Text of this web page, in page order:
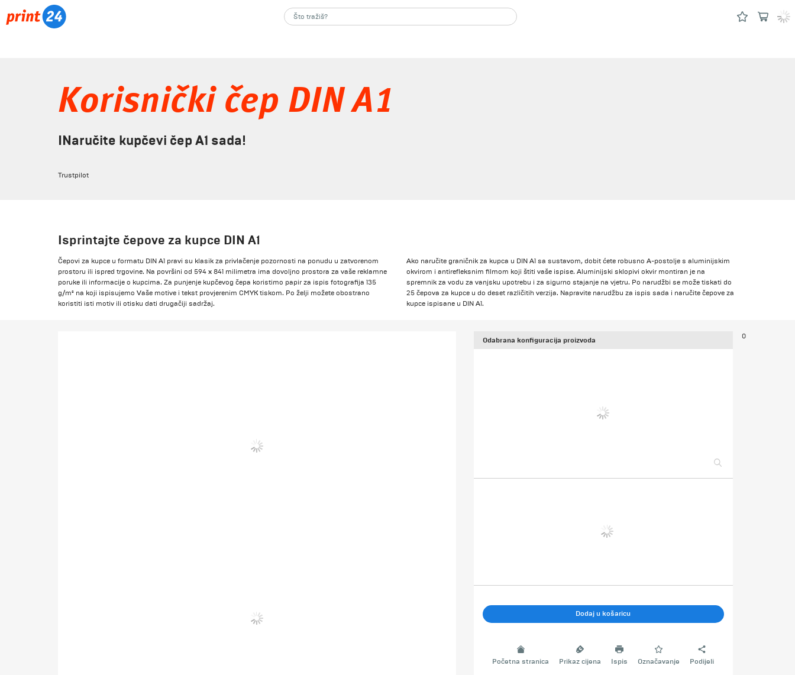
Korisnički čep DIN A1
INaručite kupčevi čep A1 sada!
Trustpilot
Isprintajte čepove za kupce DIN A1
Čepovi za kupce u formatu DIN A1 pravi su klasik za privlačenje pozornosti na ponudu u zatvorenom
prostoru ili ispred trgovine. Na površini od 594 x 841 milimetra ima dovoljno prostora za vaše reklamne
poruke ili informacije o kupcima. Za punjenje kupčevog čepa koristimo papir za ispis fotografija 135
g/m² na koji ispisujemo Vaše motive i tekst provjerenim CMYK tiskom. Po želji možete obostrano
koristiti isti motiv ili otisku dati drugačiji sadržaj.
Ako naručite graničnik za kupca u DIN A1 sa sustavom, dobit ćete robusno A-postolje s aluminijskim
okvirom i antirefleksnim filmom koji štiti vaše ispise. Aluminijski sklopivi okvir montiran je na
spremnik za vodu za vanjsku upotrebu i za sigurno stajanje na vjetru. Po narudžbi se može tiskati do
25 čepova za kupce u do deset različitih verzija. Napravite narudžbu za ispis sada i naručite čepove za
kupce ispisane u DIN A1.
Odabrana konfiguracija proizvoda
Dodaj u košaricu
Početna stranica Prikaz cijena Ispis Označavanje Podijeli
0